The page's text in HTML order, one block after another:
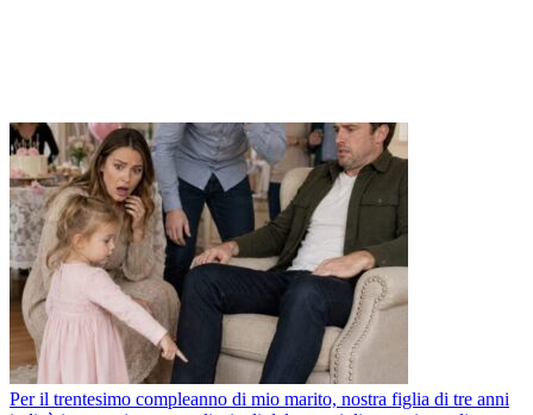
Per il trentesimo compleanno di mio marito, nostra figlia di tre anni